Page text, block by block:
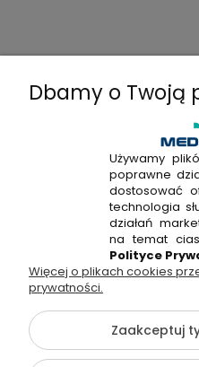
+48
+48
Hossa Medical Sp. z o. o. |
Warszawa, woj.
146982576,
Dbamy o Twoją
Używamy
poprawne
dostosować
technologia
działań
na temat
Polityce
Więcej o plikach cookies
prywatności.
Zaakceptuj